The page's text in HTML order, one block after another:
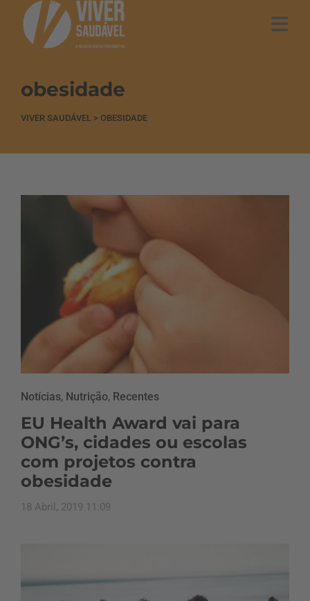
obesidade
VIVER SAUDÁVEL > OBESIDADE
Notícias, Nutrição, Recentes
EU Health Award vai para
ONG’s, cidades ou escolas
com projetos contra
obesidade
18 Abril, 2019 11:09